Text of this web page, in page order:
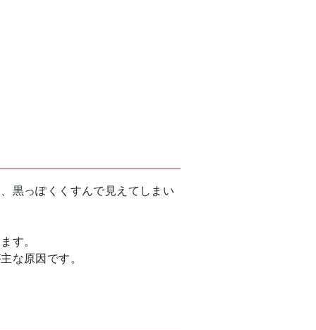
黒っぽくくすんで見えてしまい
す。
な原因です。